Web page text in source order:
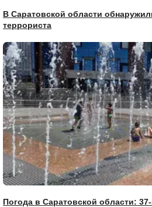
В Саратовской области
террориста
Погода в Саратовской области: